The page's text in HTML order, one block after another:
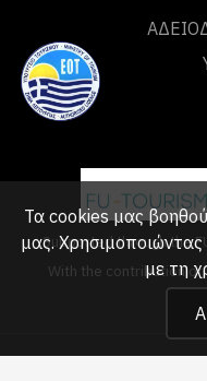
Supported through the
With the contribution of
Τα cookies μας
μας.
με τη